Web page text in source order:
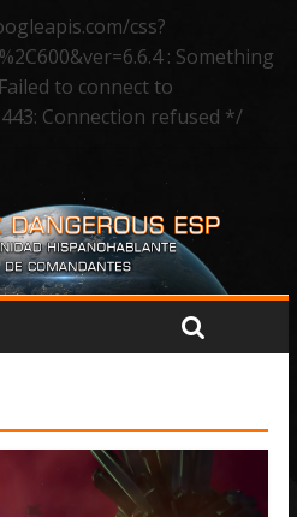
css?
: Something
to connect to
Connection refused */